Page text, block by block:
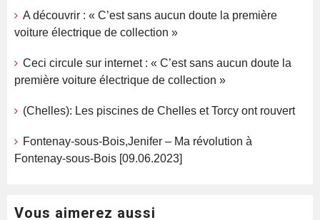
A découvrir : « C’est sans aucun doute la première
voiture électrique de collection »
Ceci circule sur internet : « C’est sans aucun doute la
première voiture électrique de collection »
(Chelles): Les piscines de Chelles et Torcy ont rouvert
Fontenay-sous-Bois,Jenifer – Ma révolution à
Fontenay-sous-Bois [09.06.2023]
Vous aimerez aussi